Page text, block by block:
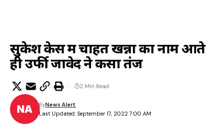
सुकेश केस में चाहत खन्ना का नाम आते
ही उर्फी जावेद ने कसा तंज
Last Updated: September 17, 2022 7:00 AM
ByNews Alert
2 Min Read